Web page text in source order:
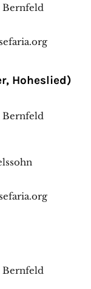
Bernfeld
Hoheslied)
Bernfeld
Bernfeld